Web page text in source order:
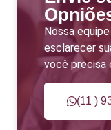
Nossa
esclarecer
você precisa
(11 )